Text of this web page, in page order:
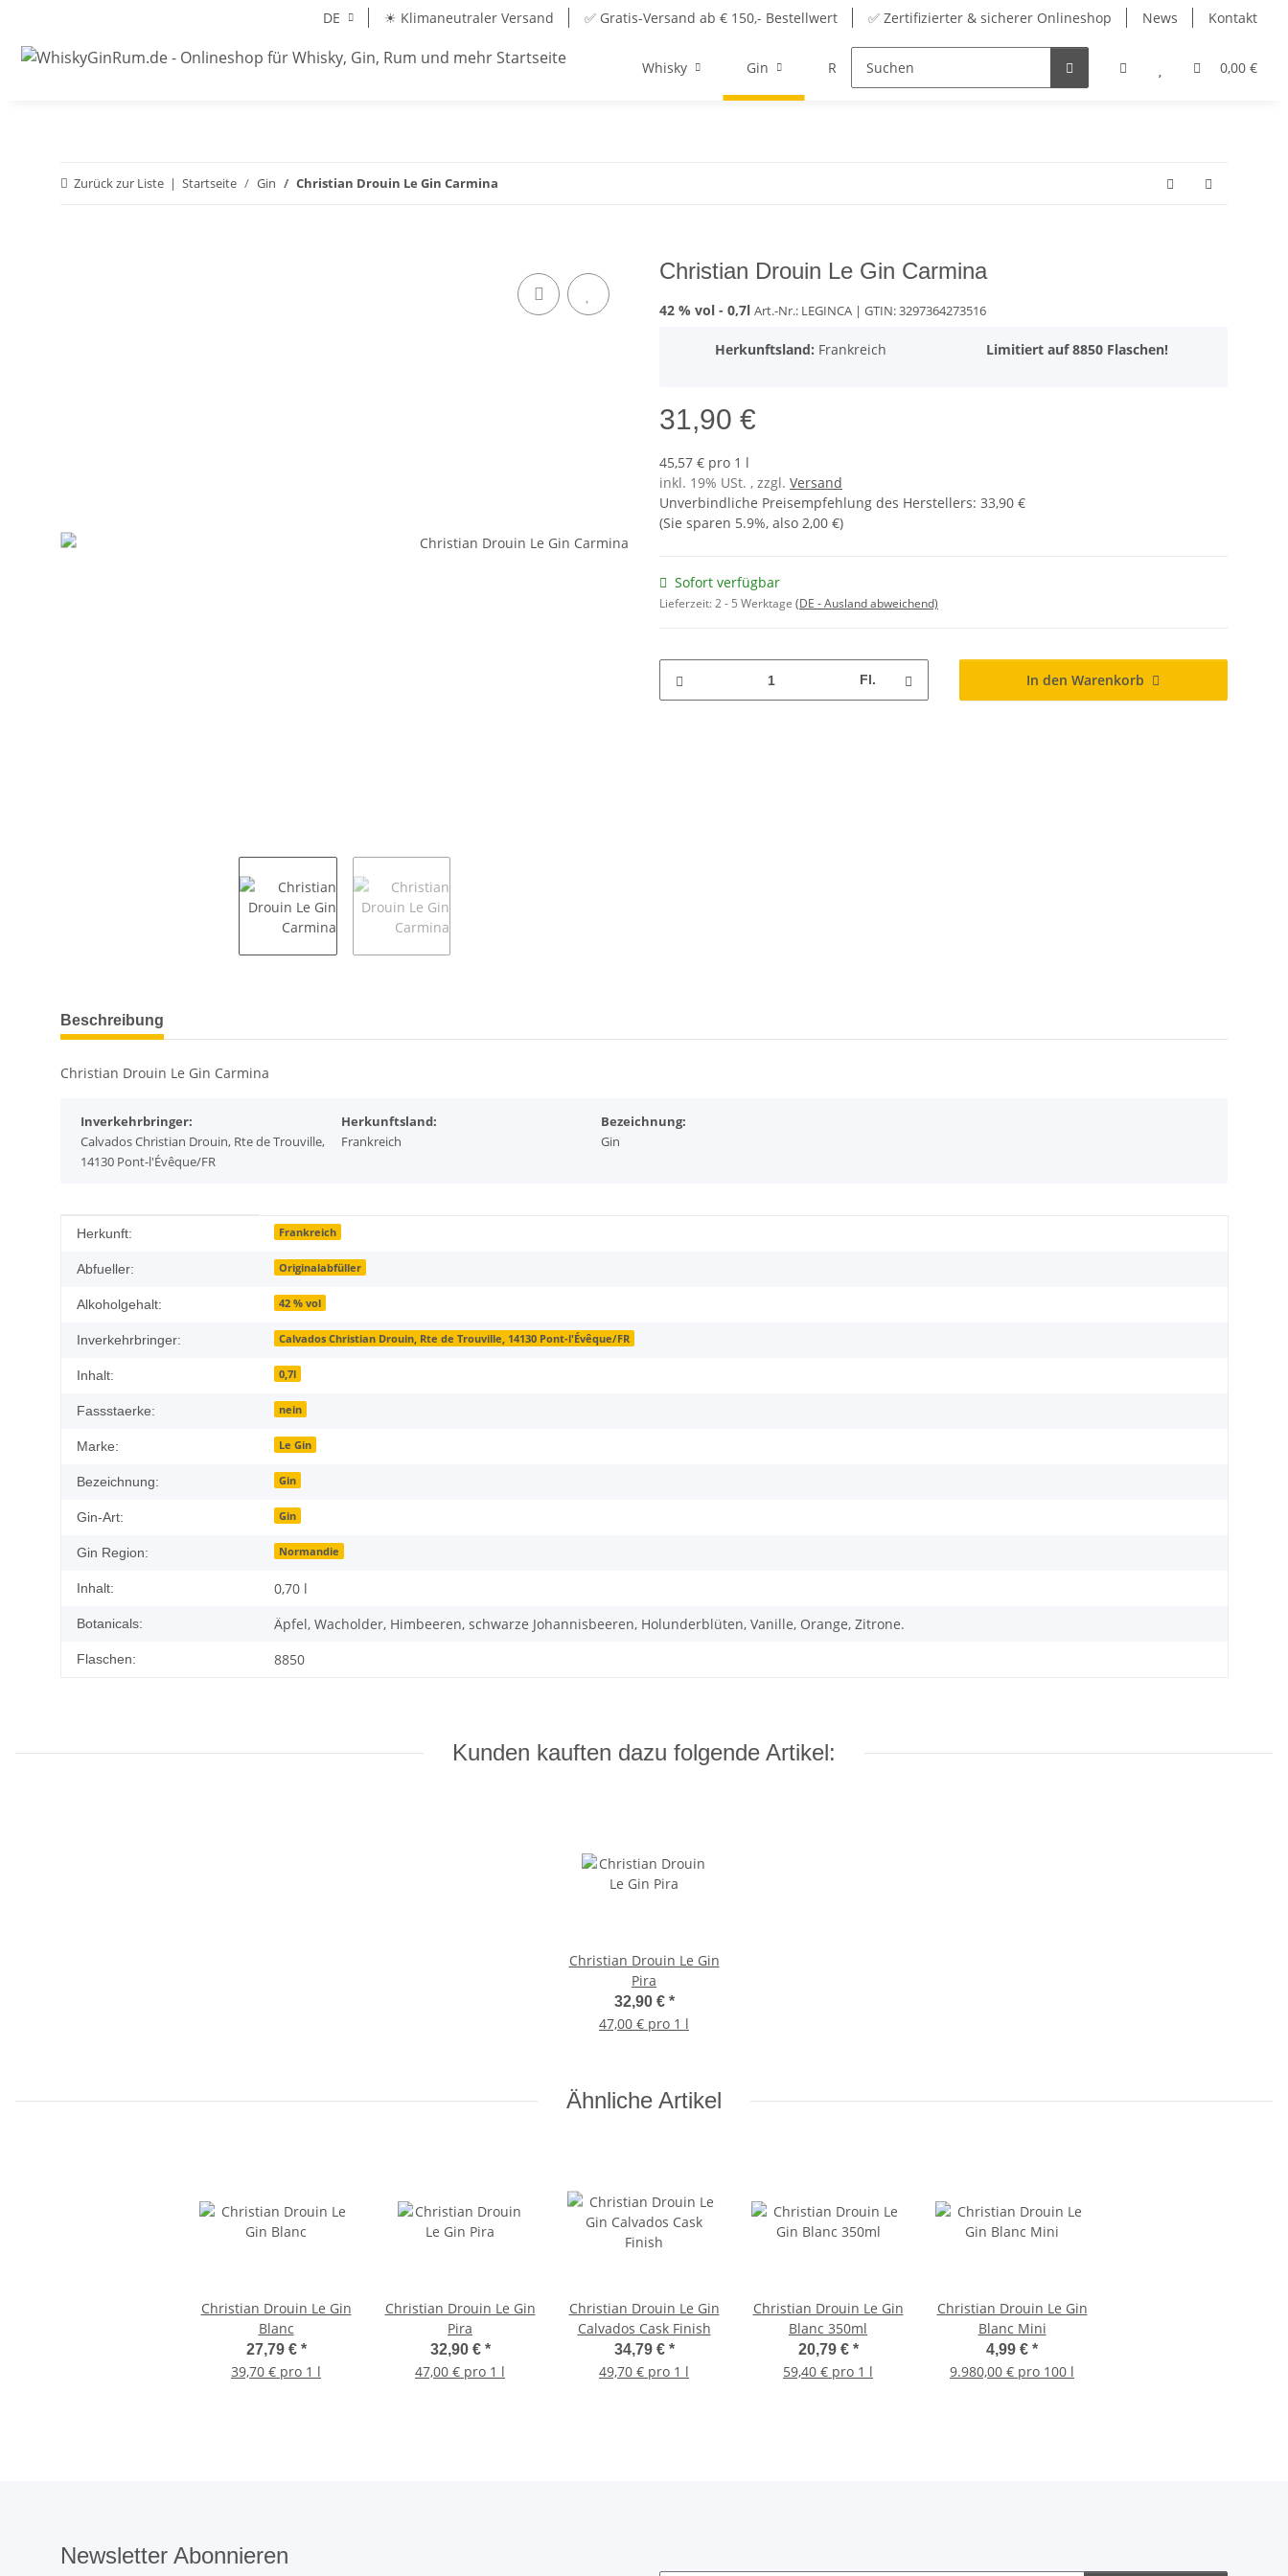
DE ☀ Klimaneutraler Versand ✅ Gratis-Versand ab € 150,- Bestellwert ✅ Zertifizierter & sicherer Onlineshop News Kontakt
0,00 €
Whisky Gin Rum Zubehör Adventskalender
Zurück zur Liste Startseite Gin Christian Drouin Le Gin Carmina
Christian Drouin Le Gin Carmina
42 % vol - 0,7l Art.-Nr.: LEGINCA | GTIN:3297364273516
Herkunftsland: Frankreich Limitiert auf 8850 Flaschen!
31,90 €
45,57 € pro 1 l
inkl. 19% USt. , zzgl. Versand
Unverbindliche Preisempfehlung des Herstellers: 33,90 €
(Sie sparen 5.9%, also 2,00 €)
Sofort verfügbar
Lieferzeit:2 - 5 Werktage (DE - Ausland abweichend)
Fl. In den Warenkorb
weitere Registerkarten anzeigen
Beschreibung
Christian Drouin Le Gin Carmina
Inverkehrbringer:
Calvados Christian Drouin, Rte de Trouville,
14130 Pont-l'Évêque/FR
Herkunftsland:
Frankreich
Bezeichnung:
Gin
Produkteigenschaft
Wert
Herkunft: Frankreich
Abfueller: Originalabfüller
Alkoholgehalt: 42 % vol
Inverkehrbringer: Calvados Christian Drouin, Rte de Trouville, 14130 Pont-l'Évêque/FR
Inhalt: 0,7l
Fassstaerke: nein
Marke: Le Gin
Bezeichnung: Gin
Gin-Art: Gin
Gin Region: Normandie
Inhalt: 0,70 l
Botanicals: Äpfel, Wacholder, Himbeeren, schwarze Johannisbeeren, Holunderblüten, Vanille, Orange, Zitrone.
Flaschen: 8850
Kunden kauften dazu folgende Artikel:
Christian Drouin Le Gin
Pira
32,90 € *
47,00 € pro 1 l
Ähnliche Artikel
Christian Drouin Le Gin
Blanc
27,79 € *
39,70 € pro 1 l
Christian Drouin Le Gin
Pira
32,90 € *
47,00 € pro 1 l
Christian Drouin Le Gin
Calvados Cask Finish
34,79 € *
49,70 € pro 1 l
Christian Drouin Le Gin
Blanc 350ml
20,79 € *
59,40 € pro 1 l
Christian Drouin Le Gin
Blanc Mini
4,99 € *
9.980,00 € pro 100 l
Newsletter Abonnieren